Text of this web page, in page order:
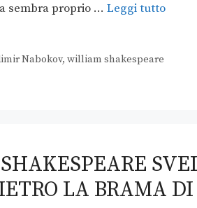
sembra proprio … Leggi tutto
Nabokov, william shakespeare
LA BRAMA DI